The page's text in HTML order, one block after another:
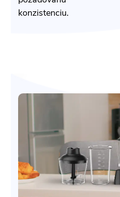
konzistenciu.